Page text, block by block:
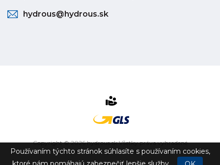
hydrous@hydrous.sk
Copyright © 2026 hydrous.sk Všetky práva vyhradené
eshop na mieruvytvorilovibration.sk
Používaním týchto stránok súhlasíte s používaním cookies,